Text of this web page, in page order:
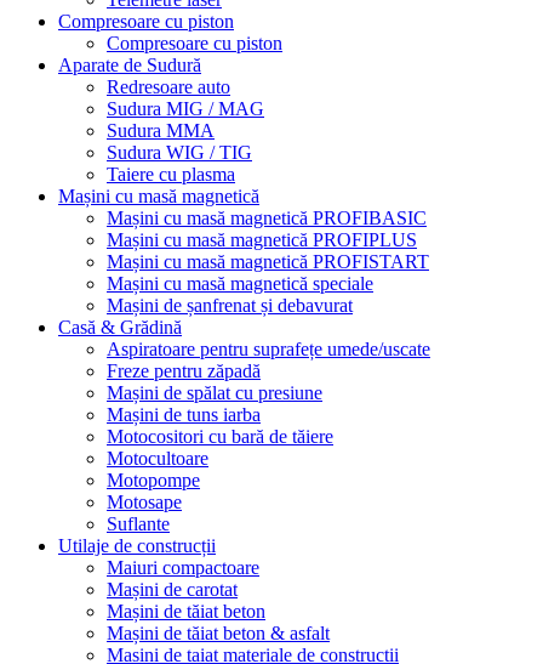
Compresoare cu piston
Compresoare cu piston
Aparate de Sudură
Redresoare auto
Sudura MIG / MAG
Sudura MMA
Sudura WIG / TIG
Taiere cu plasma
Mașini cu masă magnetică
Mașini cu masă magnetică PROFIBASIC
Mașini cu masă magnetică PROFIPLUS
Mașini cu masă magnetică PROFISTART
Mașini cu masă magnetică speciale
Mașini de șanfrenat și debavurat
Casă & Grădină
Aspiratoare pentru suprafețe umede/uscate
Freze pentru zăpadă
Mașini de spălat cu presiune
Mașini de tuns iarba
Motocositori cu bară de tăiere
Motocultoare
Motopompe
Motosape
Suflante
Utilaje de construcții
Maiuri compactoare
Mașini de carotat
Mașini de tăiat beton
Mașini de tăiat beton & asfalt
Masini de taiat materiale de constructii